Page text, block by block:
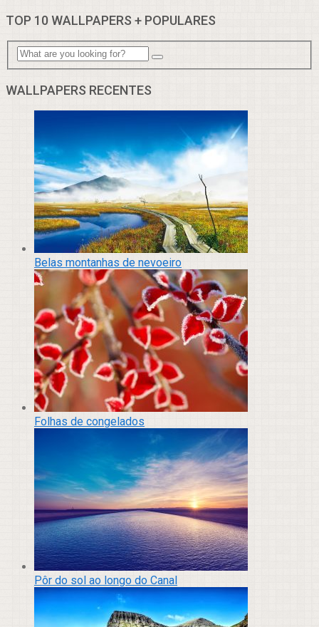
TOP 10 WALLPAPERS + POPULARES
WALLPAPERS RECENTES
Belas montanhas de nevoeiro
Folhas de congelados
Pôr do sol ao longo do Canal